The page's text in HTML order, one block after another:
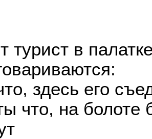
турист в
здесь его
что, на болоте